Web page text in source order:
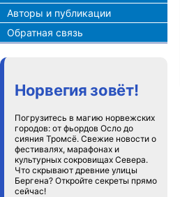
Авторы и публикации
Обратная связь
Норвегия зовёт!
Погрузитесь в магию норвежских
городов: от фьордов Осло до
сияния Тромсё. Свежие новости о
фестивалях, марафонах и
культурных сокровищах Севера.
Что скрывают древние улицы
Бергена? Откройте секреты прямо
сейчас!